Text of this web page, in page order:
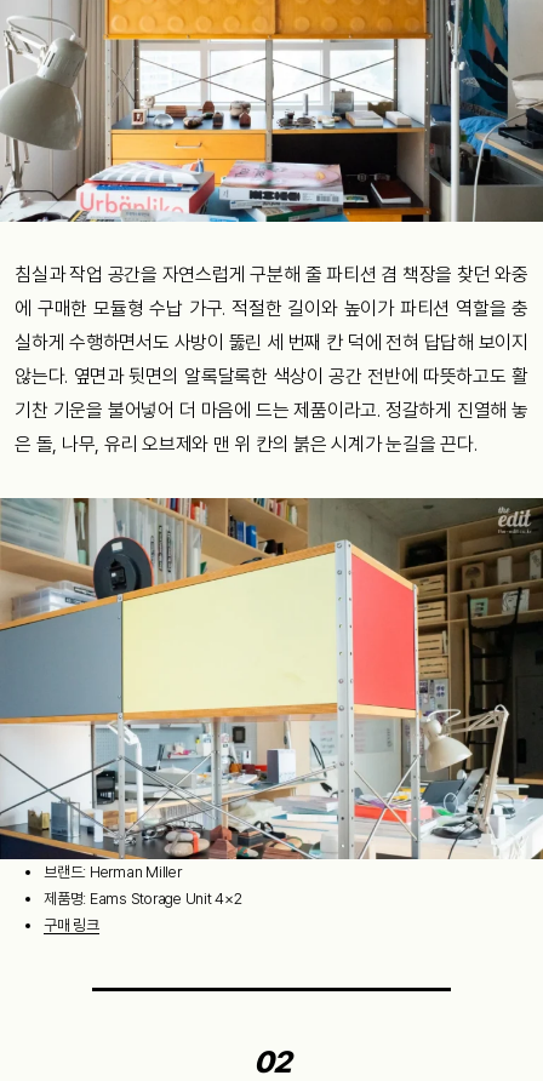
침실과 작업 공간을 자연스럽게 구분해 줄 파티션 겸 책장을 찾던 와중
에 구매한 모듈형 수납 가구. 적절한 길이와 높이가 파티션 역할을 충
실하게 수행하면서도 사방이 뚫린 세 번째 칸 덕에 전혀 답답해 보이지
않는다. 옆면과 뒷면의 알록달록한 색상이 공간 전반에 따뜻하고도 활
기찬 기운을 불어넣어 더 마음에 드는 제품이라고. 정갈하게 진열해 놓
은 돌, 나무, 유리 오브제와 맨 위 칸의 붉은 시계가 눈길을 끈다.
브랜드: Herman Miller
제품명: Eams Storage Unit 4×2
구매 링크
02